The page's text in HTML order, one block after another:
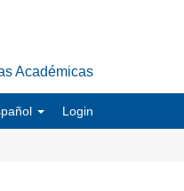
Académicas
Login